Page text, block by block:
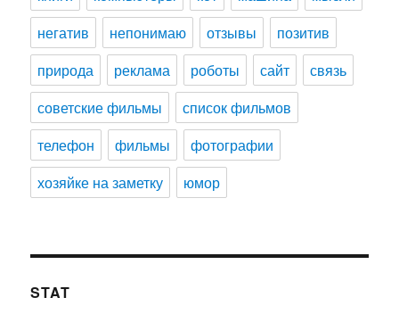
негатив
непонимаю отзывы
позитив
природа
реклама роботы сайт
связь
советские фильмы
список фильмов
телефон
фильмы
фотографии
хозяйке на заметку
юмор
STAT